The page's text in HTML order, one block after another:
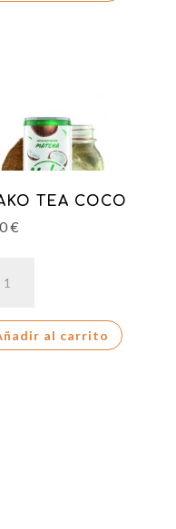
TEA COCO
€
al carrito